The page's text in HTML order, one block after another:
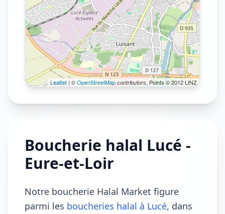
Leaflet | ©OpenStreetMapcontributors, Points © 2012 LINZ
Boucherie halal Lucé -
Eure-et-Loir
Notre boucherie Halal Market figure
parmi les boucheries halal à Lucé, dans